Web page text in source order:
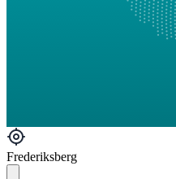
Frederiksberg